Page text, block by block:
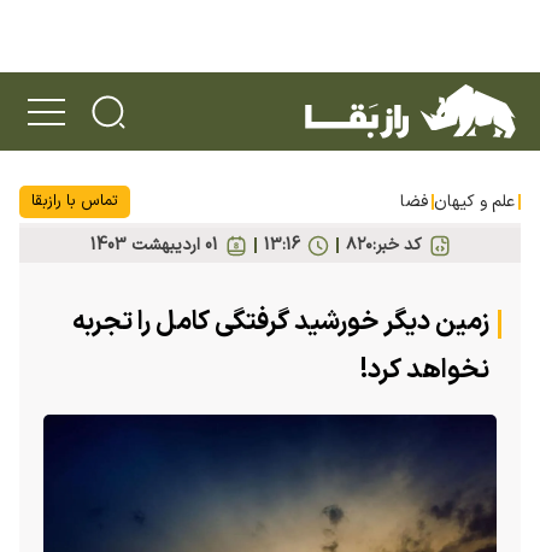
علم و کیهان فضا تماس با رازبقا
کد خبر:۸۲۰ 01 ارديبهشت 1403 13:16
زمین دیگر خورشید گرفتگی کامل را تجربه
نخواهد کرد!